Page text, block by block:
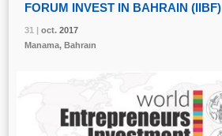
31 | oct. 2017
FORUM INVEST IN BAHRAIN (IIBF)
31 | oct. 2017
Manama, Bahraın
31 | oct. 2017